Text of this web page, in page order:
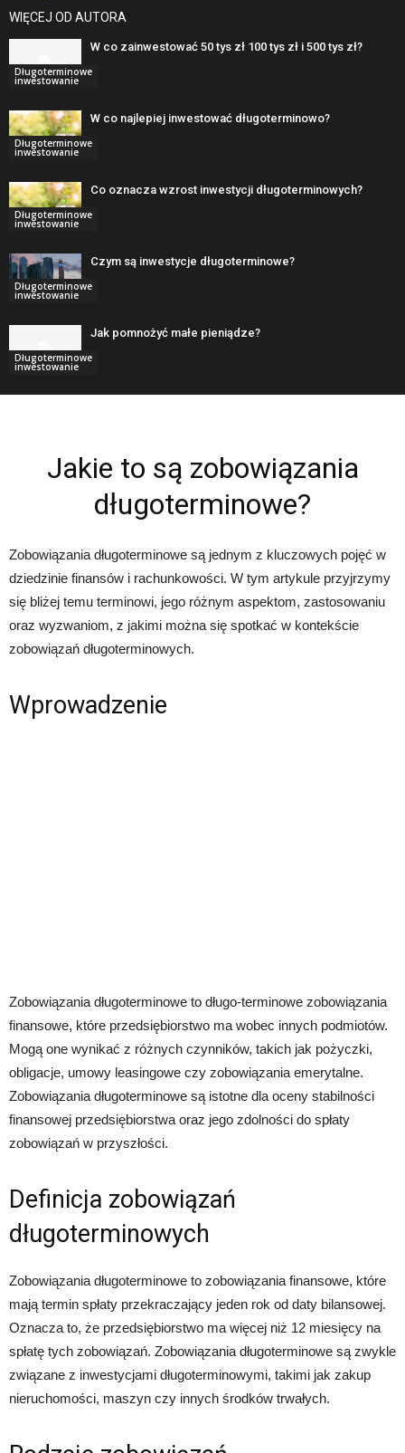
WIĘCEJ OD AUTORA
Długoterminowe
inwestowanie
W co zainwestować 50 tys zł 100 tys zł i 500 tys zł?
Długoterminowe
inwestowanie
W co najlepiej inwestować długoterminowo?
Długoterminowe
inwestowanie
Co oznacza wzrost inwestycji długoterminowych?
Długoterminowe
inwestowanie
Czym są inwestycje długoterminowe?
Długoterminowe
inwestowanie
Jak pomnożyć małe pieniądze?
Jakie to są zobowiązania
długoterminowe?
Zobowiązania długoterminowe są jednym z kluczowych pojęć w
dziedzinie finansów i rachunkowości. W tym artykule przyjrzymy
się bliżej temu terminowi, jego różnym aspektom, zastosowaniu
oraz wyzwaniom, z jakimi można się spotkać w kontekście
zobowiązań długoterminowych.
Wprowadzenie
Zobowiązania długoterminowe to długo-terminowe zobowiązania
finansowe, które przedsiębiorstwo ma wobec innych podmiotów.
Mogą one wynikać z różnych czynników, takich jak pożyczki,
obligacje, umowy leasingowe czy zobowiązania emerytalne.
Zobowiązania długoterminowe są istotne dla oceny stabilności
finansowej przedsiębiorstwa oraz jego zdolności do spłaty
zobowiązań w przyszłości.
Definicja zobowiązań
długoterminowych
Zobowiązania długoterminowe to zobowiązania finansowe, które
mają termin spłaty przekraczający jeden rok od daty bilansowej.
Oznacza to, że przedsiębiorstwo ma więcej niż 12 miesięcy na
spłatę tych zobowiązań. Zobowiązania długoterminowe są zwykle
związane z inwestycjami długoterminowymi, takimi jak zakup
nieruchomości, maszyn czy innych środków trwałych.